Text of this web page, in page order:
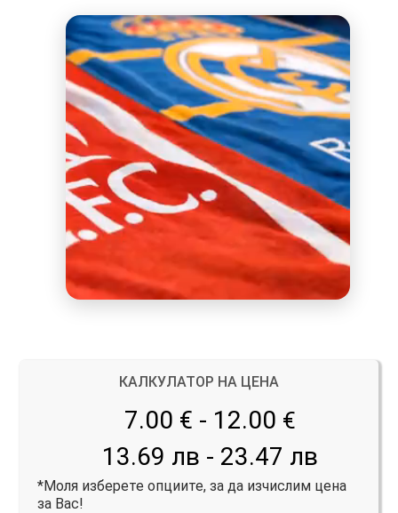
КАЛКУЛАТОР НА ЦЕНА
7.00 € - 12.00 €
13.69 лв - 23.47 лв
*Моля изберете опциите, за да изчислим цена
за Вас!